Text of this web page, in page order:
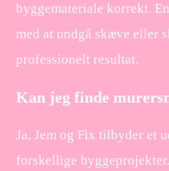
byggemateriale korrekt.
med at undgå skæve eller
professionelt resultat.
Kan jeg finde
Ja, Jem og Fix tilbyder et
forskellige